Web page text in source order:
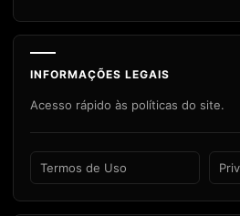
INFORMAÇÕES LEGAIS
Acesso rápido às políticas do site.
Termos de Uso